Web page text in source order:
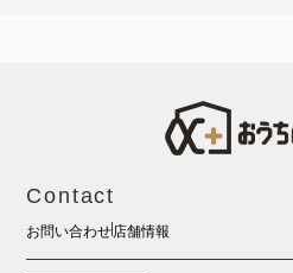
Contact
お問い合わせ 店舗情報